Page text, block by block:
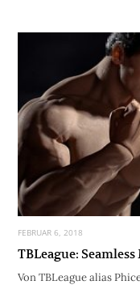
FEBRUAR 6, 2018
TBLeague:
Von TBLeague alias